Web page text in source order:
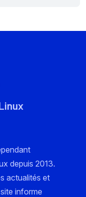
depuis 2013.
actualités et
informe